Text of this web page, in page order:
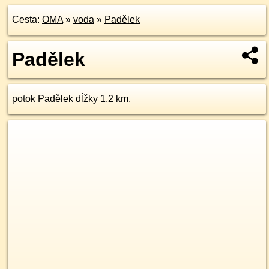
Cesta: OMA» voda » Padělek
Padělek
potok Padělek dĺžky 1.2 km.